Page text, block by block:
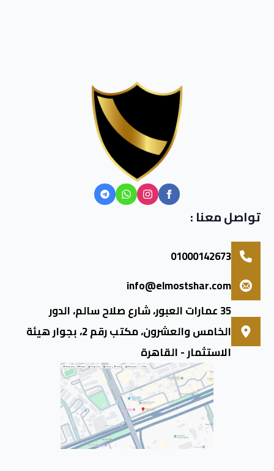
تواصل معنا :
01000142673
info@elmostshar.com
35 عمارات العبور، شارع صلاح سالم، الدور
الخامس والعشرون، مكتب رقم 2، بجوار هيئة
الاستثمار - القاهرة